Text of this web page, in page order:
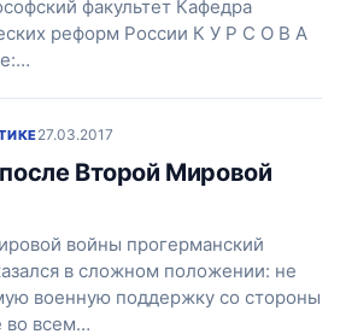
факультет Кафедра
реформ России К У Р С О В А
27.03.2017
Второй Мировой
войны прогерманский
в сложном положении: не
военную поддержку со стороны
во всем…